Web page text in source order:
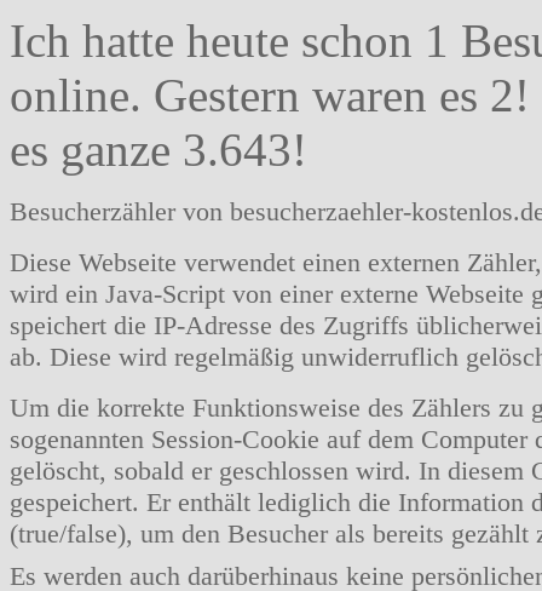
Ich hatte heute schon 1
online. Gestern waren es 2!
es ganze 3.643!
Besucherzähler von besucherzaehler-
Diese Webseite verwendet einen externen
wird ein Java-Script von einer externe Webseite
speichert die IP-Adresse des Zugriffs
ab. Diese wird regelmäßig unwiderruflich
Um die korrekte Funktionsweise des Zählers zu
sogenannten Session-Cookie auf dem
gelöscht, sobald er geschlossen wird. In
gespeichert. Er enthält lediglich die Information
(true/false), um den Besucher als bereits gezählt
Es werden auch darüberhinaus keine